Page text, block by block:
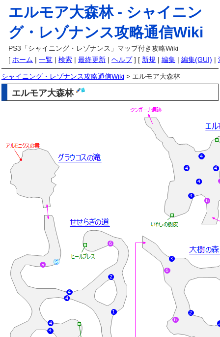
エルモア大森林 - シャイニン
グ・レゾナンス攻略通信Wiki
PS3「シャイニング・レゾナンス」マップ付き攻略Wiki
[ ホーム | 一覧 | 検索 | 最終更新 | ヘルプ] [ 新規 | 編集 | 編集(GUI) |
シャイニング・レゾナンス攻略通信Wiki > エルモア大森林
エルモア大森林